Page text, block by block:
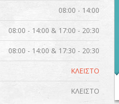
08:00 - 14:00
08:00 - 14:00 & 17:00 - 20:30
08:00 - 14:00 & 17:30 - 20:30
ΚΛΕΙΣΤΟ
ΚΛΕΙΣΤΟ